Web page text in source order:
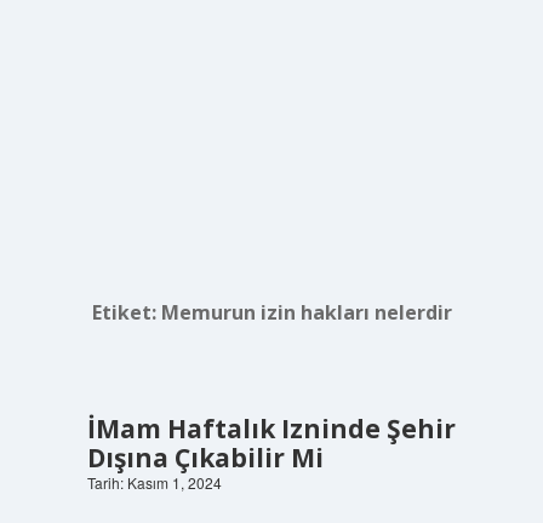
Etiket: Memurun izin hakları nelerdir
İMam Haftalık Izninde Şehir
Dışına Çıkabilir Mi
Tarih: Kasım 1, 2024